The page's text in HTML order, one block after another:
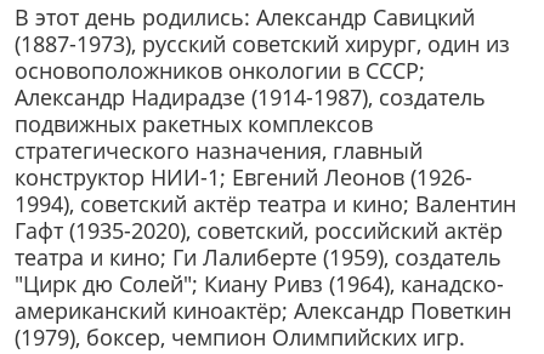
В этот день родились: Александр Савицкий
(1887-1973), русский советский хирург, один из
основоположников онкологии в СССР;
Александр Надирадзе (1914-1987), создатель
подвижных ракетных комплексов
стратегического назначения, главный
конструктор НИИ-1; Евгений Леонов (1926-
1994), советский актёр театра и кино; Валентин
Гафт (1935-2020), советский, российский актёр
театра и кино; Ги Лалиберте (1959), создатель
"Цирк дю Солей"; Киану Ривз (1964), канадско-
американский киноактёр; Александр Поветкин
(1979), боксер, чемпион Олимпийских игр.